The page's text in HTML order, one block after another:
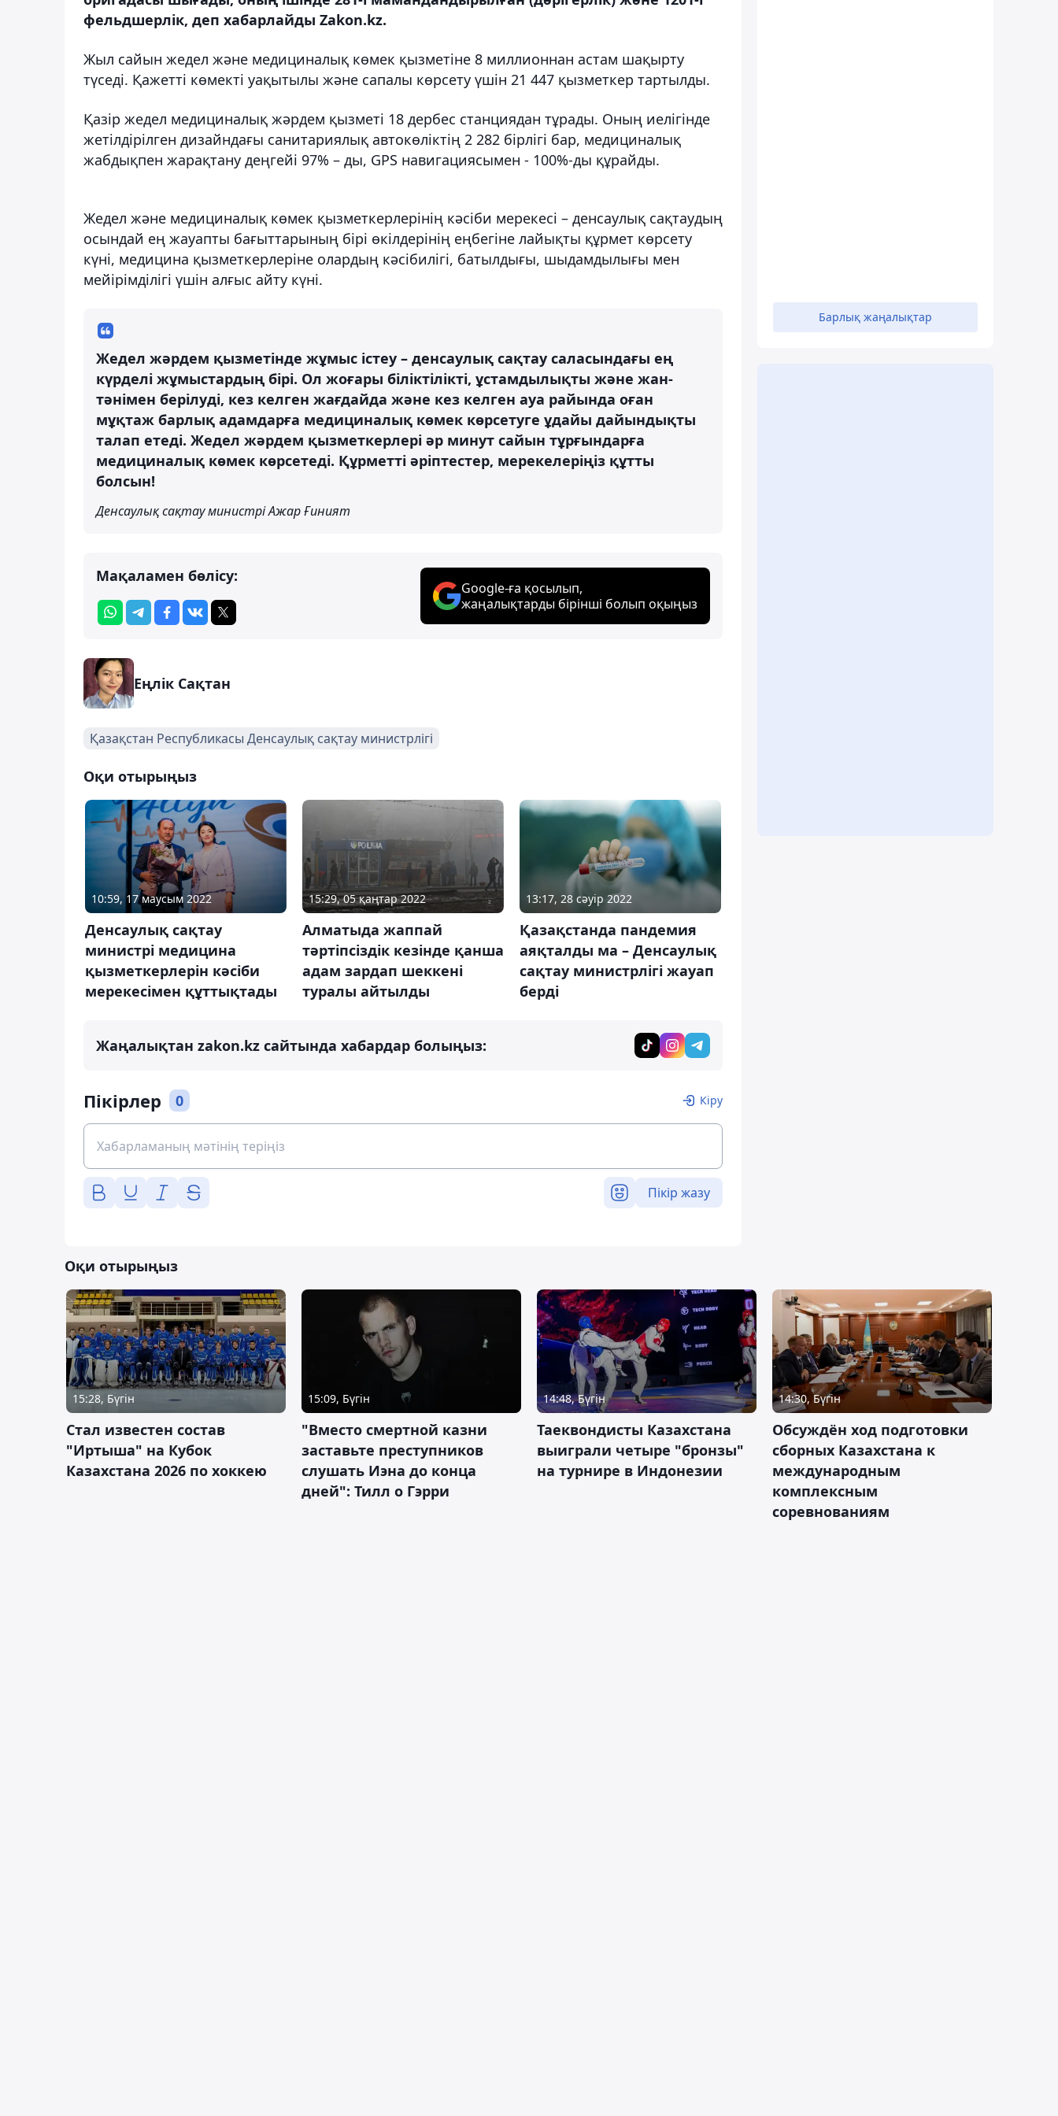
фельдшерлік, деп хабарлайды Zakon.kz.
Жыл сайын жедел және медициналық көмек қызметіне 8 миллионнан астам шақырту
түседі. Қажетті көмекті уақытылы және сапалы көрсету үшін 21 447 қызметкер тартылды.
Қазір жедел медициналық жәрдем қызметі 18 дербес станциядан тұрады. Оның иелігінде
жетілдірілген дизайндағы санитариялық автокөліктің 2 282 бірлігі бар, медициналық
жабдықпен жарақтану деңгейі 97% – ды, GPS навигациясымен - 100%-ды құрайды.
Жедел және медициналық көмек қызметкерлерінің кәсіби мерекесі – денсаулық сақтаудың
осындай ең жауапты бағыттарының бірі өкілдерінің еңбегіне лайықты құрмет көрсету
күні, медицина қызметкерлеріне олардың кәсібилігі, батылдығы, шыдамдылығы мен
мейірімділігі үшін алғыс айту күні.
Жедел жәрдем қызметінде жұмыс істеу – денсаулық сақтау саласындағы ең
күрделі жұмыстардың бірі. Ол жоғары біліктілікті, ұстамдылықты және жан-
тәнімен берілуді, кез келген жағдайда және кез келген ауа райында оған
мұқтаж барлық адамдарға медициналық көмек көрсетуге ұдайы дайындықты
талап етеді. Жедел жәрдем қызметкерлері әр минут сайын тұрғындарға
медициналық көмек көрсетеді. Құрметті әріптестер, мерекелеріңіз құтты
болсын!
Денсаулық сақтау министрі Ажар Ғиният
Мақаламен бөлісу:
Google-ға қосылып,
жаңалықтарды бірінші болып оқыңыз
Еңлік Сақтан
Қазақстан Республикасы Денсаулық сақтау министрлігі
Оқи отырыңыз
10:59, 17 маусым 2022
Денсаулық сақтау
министрі медицина
қызметкерлерін кәсіби
мерекесімен құттықтады
15:29, 05 қаңтар 2022
Алматыда жаппай
тәртіпсіздік кезінде қанша
адам зардап шеккені
туралы айтылды
13:17, 28 сәуір 2022
Қазақстанда пандемия
аяқталды ма – Денсаулық
сақтау министрлігі жауап
берді
Жаңалықтан zakon.kz сайтында хабардар болыңыз:
Пікірлер 0 Кіру
Пікір жазу
Барлық жаңалықтар
Оқи отырыңыз
15:28, Бүгін
Стал известен состав
"Иртыша" на Кубок
Казахстана 2026 по хоккею
15:09, Бүгін
"Вместо смертной казни
заставьте преступников
слушать Иэна до конца
дней": Тилл о Гэрри
14:48, Бүгін
Таеквондисты Казахстана
выиграли четыре "бронзы"
на турнире в Индонезии
14:30, Бүгін
Обсуждён ход подготовки
сборных Казахстана к
международным
комплексным
соревнованиям